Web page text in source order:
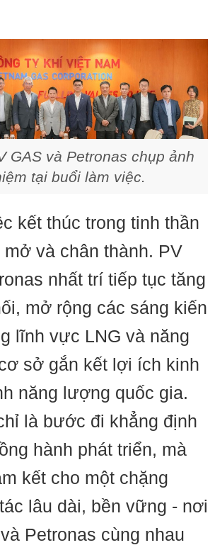
GAS và Petronas chụp ảnh
tại buổi làm việc.
kết thúc trong tinh thần
và chân thành. PV
nhất trí tiếp tục tăng
mở rộng các sáng kiến
lĩnh vực LNG và năng
sở gắn kết lợi ích kinh
năng lượng quốc gia.
là bước đi khẳng định
hành phát triển, mà
kết cho một chặng
lâu dài, bền vững - nơi
Petronas cùng nhau